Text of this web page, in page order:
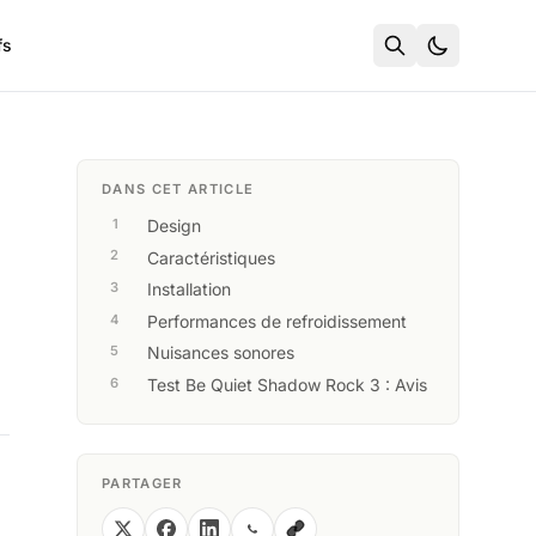
DANS CET ARTICLE
Design
Caractéristiques
Installation
Performances de refroidissement
Nuisances sonores
Test Be Quiet Shadow Rock 3 : Avis
PARTAGER